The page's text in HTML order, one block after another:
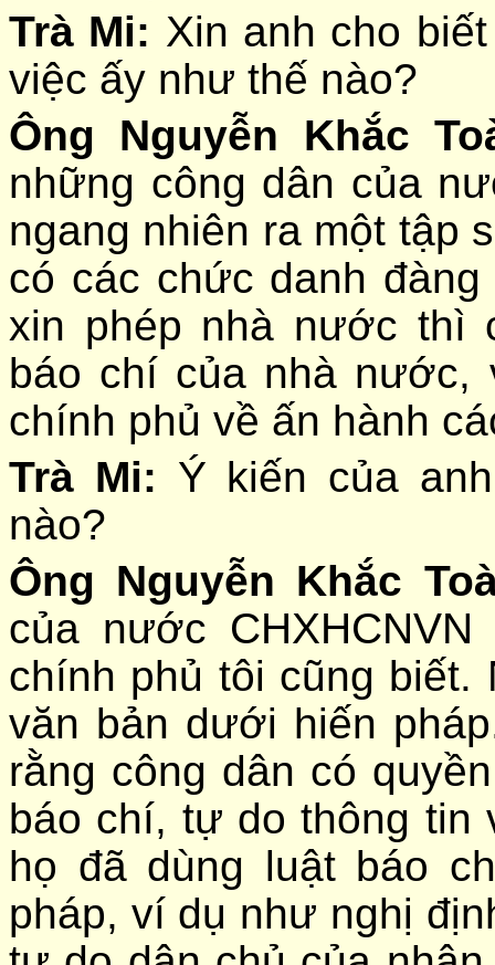
Trà Mi: Xin anh cho
việc ấy như thế nào?
Ông Nguyễn Khắc
những công dân của
ngang nhiên ra một tập
có các chức danh
xin phép nhà nước thì
báo chí của nhà nước,
chính phủ về ấn hành
Trà Mi: Ý kiến của
nào?
Ông Nguyễn Khắc
của nước
chính phủ tôi cũng
văn bản dưới hiến
rằng công dân có
báo chí, tự do thông tin
họ đã dùng luật báo
pháp, ví dụ như nghị